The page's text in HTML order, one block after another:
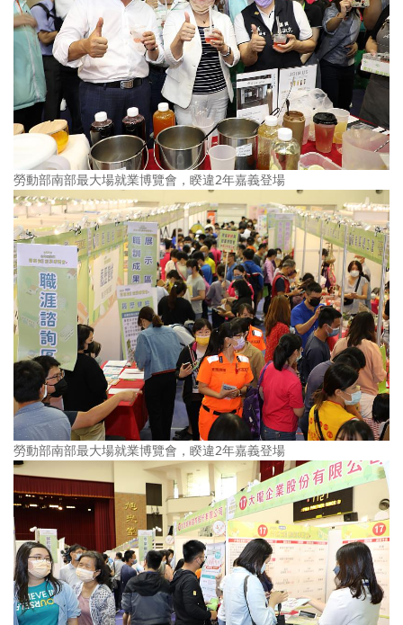
勞動部南部最大場就業博覽會，睽違2年嘉義登場
勞動部南部最大場就業博覽會，睽違2年嘉義登場